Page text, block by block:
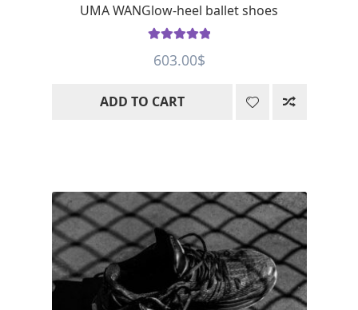
UMA WANGlow-heel ballet shoes
of 5
603.00$
ADD TO CART